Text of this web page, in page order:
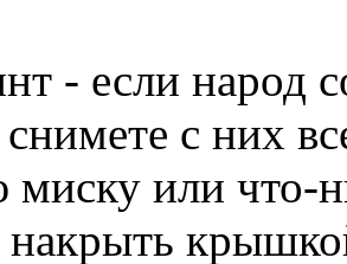
- если народ
снимете с них
или что-
накрыть